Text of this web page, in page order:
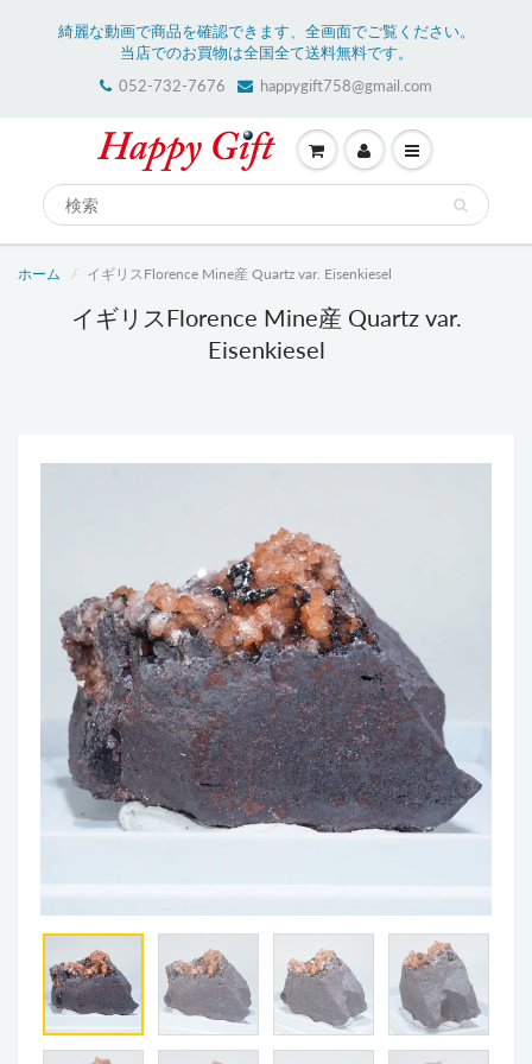
綺麗な動画で商品を確認できます、全画面でご覧ください。
当店でのお買物は全国全て送料無料です。
052-732-7676
happygift758@gmail.com
ホーム イギリスFlorence Mine産 Quartz var. Eisenkiesel
イギリスFlorence Mine産 Quartz var.
Eisenkiesel